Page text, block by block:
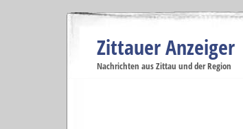
Zittauer Anzeiger
Nachrichten aus Zittau und der Region